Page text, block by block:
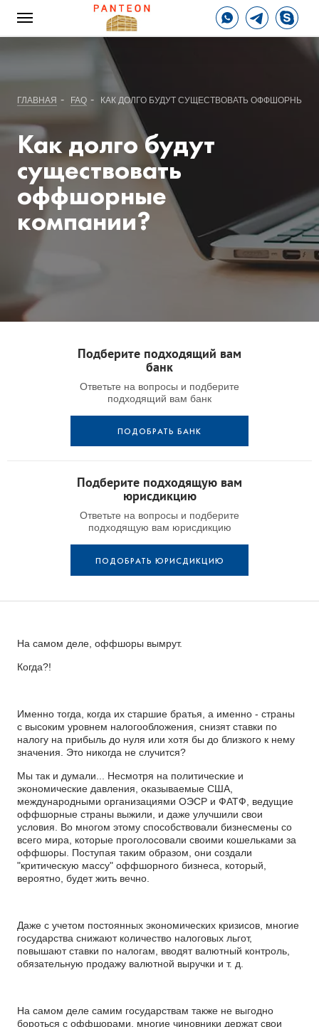
ГЛАВНАЯ - FAQ - КАК ДОЛГО БУДУТ СУЩЕСТВОВАТЬ ОФФШОРНЫЕ
Как долго будут
существовать
оффшорные
компании?
Подберите подходящий вам
банк
Ответьте на вопросы и подберите
подходящий вам банк
ПОДОБРАТЬ БАНК
Подберите подходящую вам
юрисдикцию
Ответьте на вопросы и подберите
подходящую вам юрисдикцию
ПОДОБРАТЬ ЮРИСДИКЦИЮ
На самом деле, оффшоры вымрут.
Когда?!
Именно тогда, когда их старшие братья, а именно - страны
с высоким уровнем налогообложения, снизят ставки по
налогу на прибыль до нуля или хотя бы до близкого к нему
значения. Это никогда не случится?
Мы так и думали... Несмотря на политические и
экономические давления, оказываемые США,
международными организациями ОЭСР и ФАТФ, ведущие
оффшорные страны выжили, и даже улучшили свои
условия. Во многом этому способствовали бизнесмены со
всего мира, которые проголосовали своими кошельками за
оффшоры. Поступая таким образом, они создали
"критическую массу" оффшорного бизнеса, который,
вероятно, будет жить вечно.
Даже с учетом постоянных экономических кризисов, многие
государства снижают количество налоговых льгот,
повышают ставки по налогам, вводят валютный контроль,
обязательную продажу валютной выручки и т. д.
На самом деле самим государствам также не выгодно
бороться с оффшорами, многие чиновники держат свои